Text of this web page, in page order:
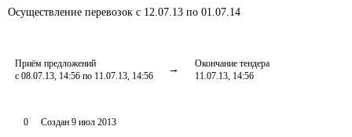
Осуществление перевозок с 12.07.13 по 01.07.14
Приём предложений
с 08.07.13, 14:56 по 11.07.13, 14:56
Окончание тендера
11.07.13, 14:56
0 Создан 9 июл 2013